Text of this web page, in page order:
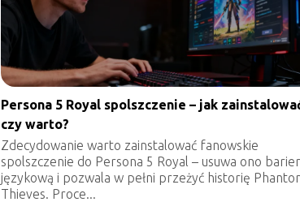
Persona 5 Royal spolszczenie – jak
czy warto?
Zdecydowanie warto zainstalować fanowskie
spolszczenie do Persona 5 Royal – usuwa ono
językową i pozwala w pełni przeżyć historię
Thieves. Proce...